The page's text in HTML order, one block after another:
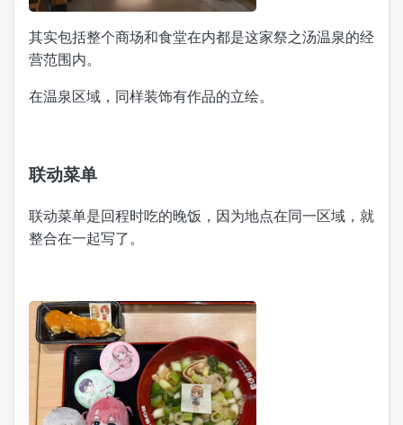
其实包括整个商场和食堂在内都是这家祭之汤温泉的经
营范围内。
在温泉区域，同样装饰有作品的立绘。
联动菜单
联动菜单是回程时吃的晚饭，因为地点在同一区域，就
整合在一起写了。